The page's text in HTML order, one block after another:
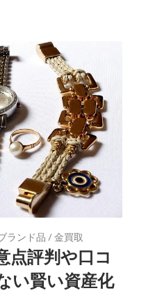
ランド品/金買取
点評判や口コ
い賢い資産化